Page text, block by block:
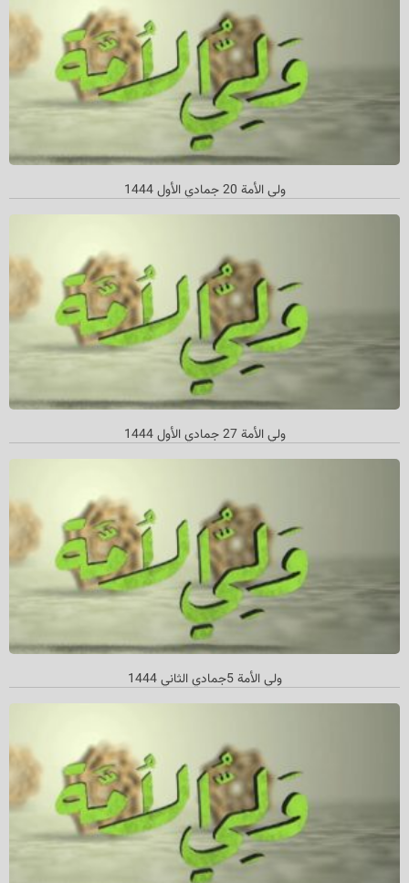
ولي الأمة 20 جمادي الأول 1444
ولي الأمة 27 جمادي الأول 1444
ولي الأمة 5جمادي الثاني 1444